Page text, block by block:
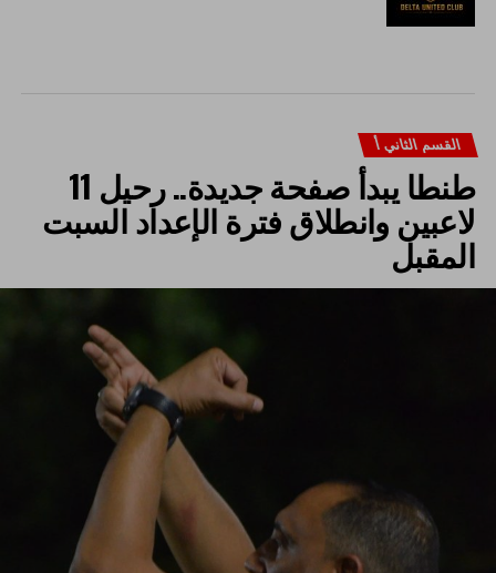
القسم الثاني أ
طنطا يبدأ صفحة جديدة.. رحيل 11
لاعبين وانطلاق فترة الإعداد السبت
المقبل